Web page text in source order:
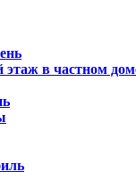
в частном